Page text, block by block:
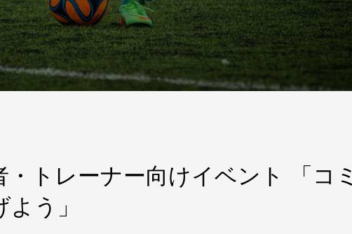
・トレーナー向けイベント 「コミ
う」